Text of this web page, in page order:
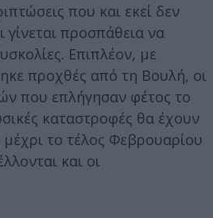
που και εκεί δεν
γίνεται προσπάθεια να
Επιπλέον, με
προχθές από τη Βουλή, οι
που επλήγησαν φέτος το
καταστροφές θα έχουν
το τέλος Φεβρουαρίου
και οι